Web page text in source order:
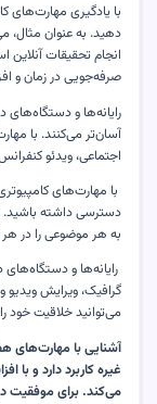
با یادگیری مهارت‌های
دهید. به عنوان مثال،
انجام تحقیقات
صرفه‌جویی در زمان و
رایانه‌ها و دستگاه‌های
آسان‌تر می‌کنند. با
اجتماعی، ویدئو
با مهارت‌های
دسترسی داشته باشید.
به هر موضوعی را در هر
رایانه‌ها و دستگاه‌های
گرافیک، ویرایش ویدیو
می‌توانید خلاقیت خود
آشنایی با مهارت‌های
غیره کاربرد دارد و
می‌کند. برای موفقیت